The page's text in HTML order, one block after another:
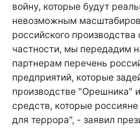
войну, которые будут
невозможным
российского
частности, мы передадим
партнерам перечень
предприятий, которые
производстве "Орешника"
средств, которые
для террора", - заявил